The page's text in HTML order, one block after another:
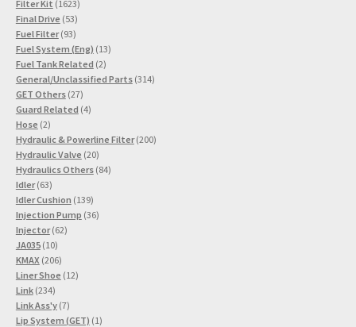
Filter Kit 16231623
Produkte
Final Drive 5353
Produkte
Fuel Filter 9393
Produkte
Fuel System (Eng) 1313
Fuel Tank Related 22
Produkte
General/Unclassified Parts 314314
GET Others 2727
Produkte
Guard Related 44
Hose 22
Produkte
Hydraulic & Powerline Filter 200200
Hydraulic Valve 2020
Produkte
Hydraulics Others 8484
Idler 6363
Produkte
Idler Cushion 139139
Produkte
Injection Pump 3636
Injector 6262
JA035 1010
Produkte
KMAX 206206
Produkte
Liner Shoe 1212
Link 234234
Produkte
Link Ass'y 77
Produkte
Lip System (GET) 11